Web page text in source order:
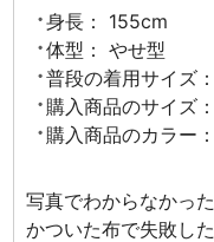
身長：
155cm
体型：
やせ型
普段の着用サイズ：
購入商品のサイズ：
購入商品のカラー：
写真でわからなかっ
かついた布で失敗し